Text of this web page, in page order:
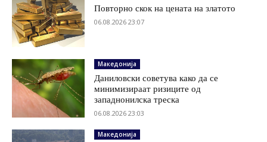
Повторно скок на цената на златото
06.08.2026 23:07
Македонија
Даниловски советува како да се
минимизираат ризиците од
западнонилска треска
06.08.2026 23:03
Македонија